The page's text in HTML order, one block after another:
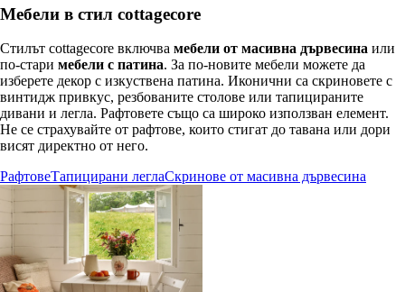
Мебели в стил cottagecore
Стилът cottagecore включва мебели от масивна дървесина или
по-стари мебели с патина. За по-новите мебели можете да
изберете декор с изкуствена патина. Иконични са скриновете с
винтидж привкус, резбованите столове или тапицираните
дивани и легла. Рафтовете също са широко използван елемент.
Не се страхувайте от рафтове, които стигат до тавана или дори
висят директно от него.
РафтовеТапицирани леглаСкринове от масивна дървесина